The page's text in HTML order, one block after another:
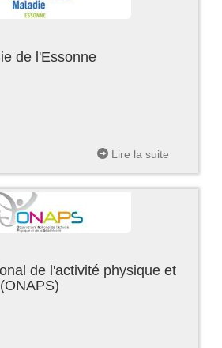
de l'Essonne
Lire la suite
de l'activité physique et